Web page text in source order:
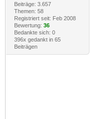
Beiträge: 3.657
Themen: 58
Registriert seit: Feb 2008
Bewertung: 36
Bedankte sich: 0
396x gedankt in 65
Beiträgen